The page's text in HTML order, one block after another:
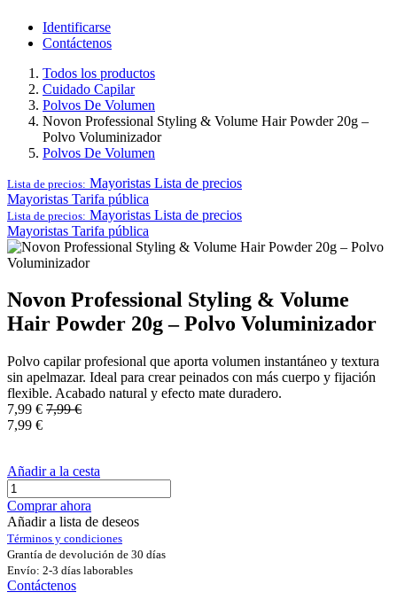
Identificarse
Contáctenos
Todos los productos
Cuidado Capilar
Polvos De Volumen
Novon Professional Styling & Volume Hair Powder 20g –
Polvo Voluminizador
Polvos De Volumen
Lista de precios: Mayoristas Lista de precios
Mayoristas Tarifa pública
Lista de precios: Mayoristas Lista de precios
Mayoristas Tarifa pública
Novon Professional Styling & Volume
Hair Powder 20g – Polvo Voluminizador
Polvo capilar profesional que aporta volumen instantáneo y textura
sin apelmazar. Ideal para crear peinados con más cuerpo y fijación
flexible. Acabado natural y efecto mate duradero.
7,99 € 7,99€
7,99 €
Añadir a la cesta
Comprar ahora
Añadir a lista de deseos
Términos y condiciones
Grantía de devolución de 30 días
Envío: 2-3 días laborables
Contáctenos